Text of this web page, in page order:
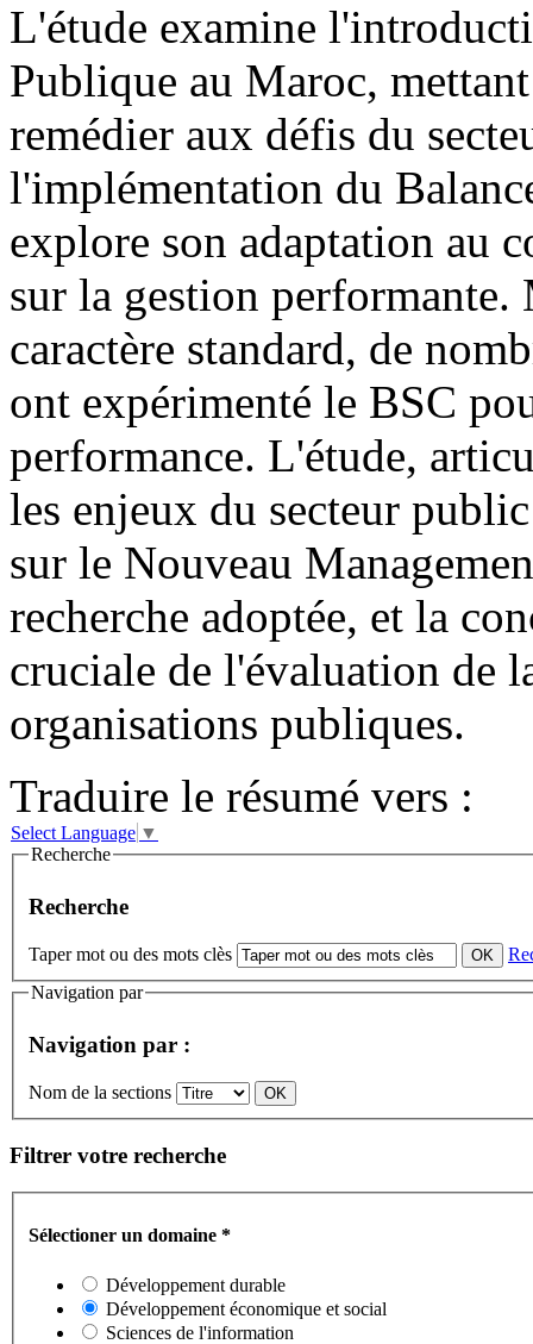
L'étude examine
Publique au Maroc,
remédier aux défis du
l'implémentation du
explore son adaptation au
sur la gestion
caractère standard, de
ont expérimenté le BSC
performance. L'étude,
les enjeux du secteur
sur le Nouveau
recherche adoptée, et la
cruciale de l'évaluation de
organisations publiques.
Traduire le résumé vers :
Select Language ▼
Recherche
Recherche
Taper mot ou des mots clès
Navigation par
Navigation par :
Nom de la sections
Filtrer votre recherche
Sélectioner un domaine *
Développement durable
Développement économique et social
Sciences de l'information